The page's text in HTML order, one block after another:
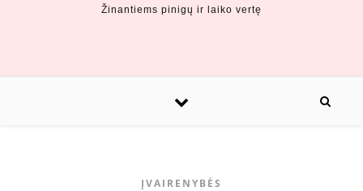
Žinantiems pinigų ir laiko vertę
ĮVAIRENYBĖS